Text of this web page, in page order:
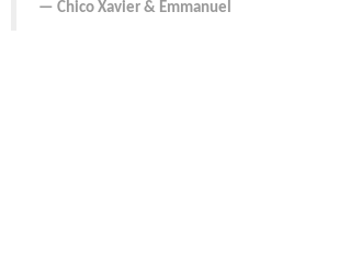
Chico Xavier & Emmanuel